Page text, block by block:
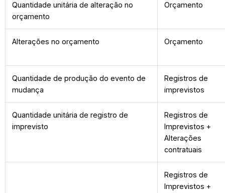
Quantidade unitária de alteração no
orçamento
Orçamento
Alterações no orçamento Orçamento
Quantidade de produção do evento de
mudança
Registros de
imprevistos
Quantidade unitária de registro de
imprevisto
Registros de
Imprevistos +
Alterações
contratuais
Registros de
Imprevistos +